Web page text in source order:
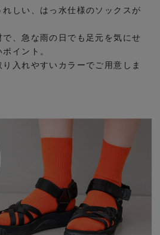
しい、はっ水仕様のソックスが
、急な雨の日でも足元を気にせ
イント。
入れやすいカラーでご用意しま